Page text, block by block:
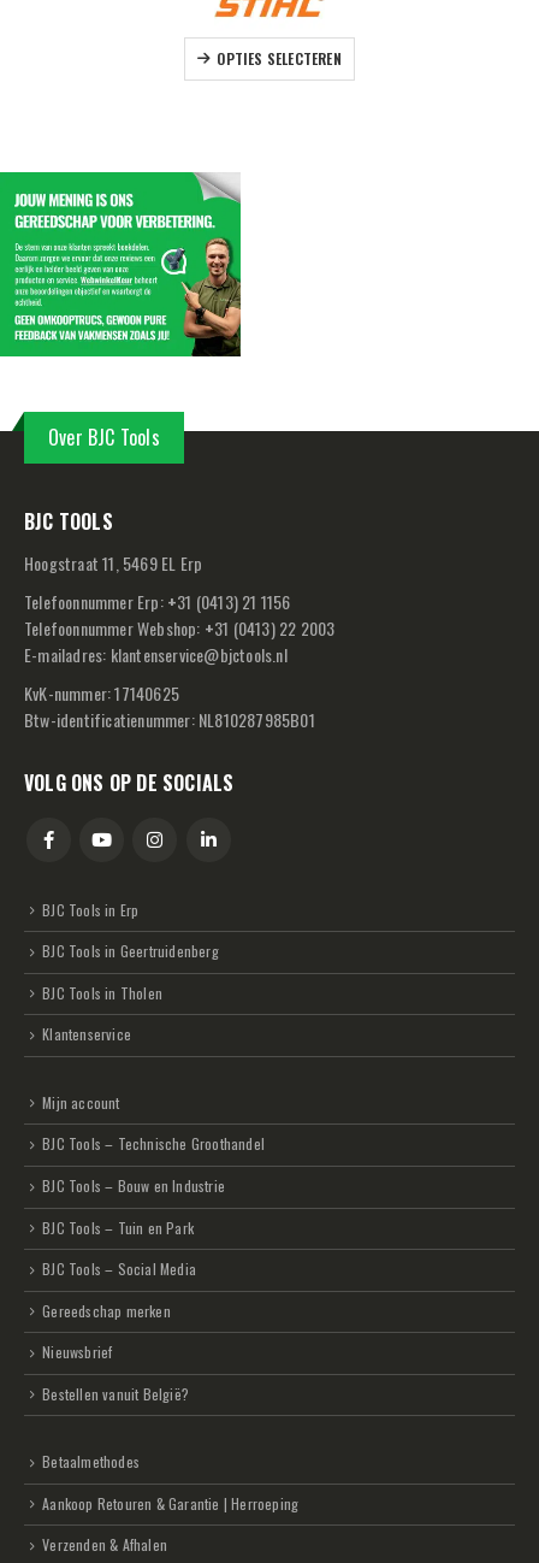
OPTIES SELECTEREN
Dit product heeft meerdere variaties. Deze optie kan gekozen worden op de productpagina
Over BJC Tools
BJC TOOLS
Hoogstraat 11, 5469 EL Erp
Telefoonnummer Erp:+31 (0413) 21 1156
Telefoonnummer Webshop: +31 (0413) 22 2003
E-mailadres: klantenservice@bjctools.nl
KvK-nummer: 17140625
Btw-identificatienummer: NL810287985B01
VOLG ONS OP DE SOCIALS
BJC Tools in Erp
BJC Tools in Geertruidenberg
BJC Tools in Tholen
Klantenservice
Mijn account
BJC Tools – Technische Groothandel
BJC Tools – Bouw en Industrie
BJC Tools – Tuin en Park
BJC Tools – Social Media
Gereedschap merken
Nieuwsbrief
Bestellen vanuit België?
Betaalmethodes
Aankoop Retouren & Garantie | Herroeping
Verzenden & Afhalen